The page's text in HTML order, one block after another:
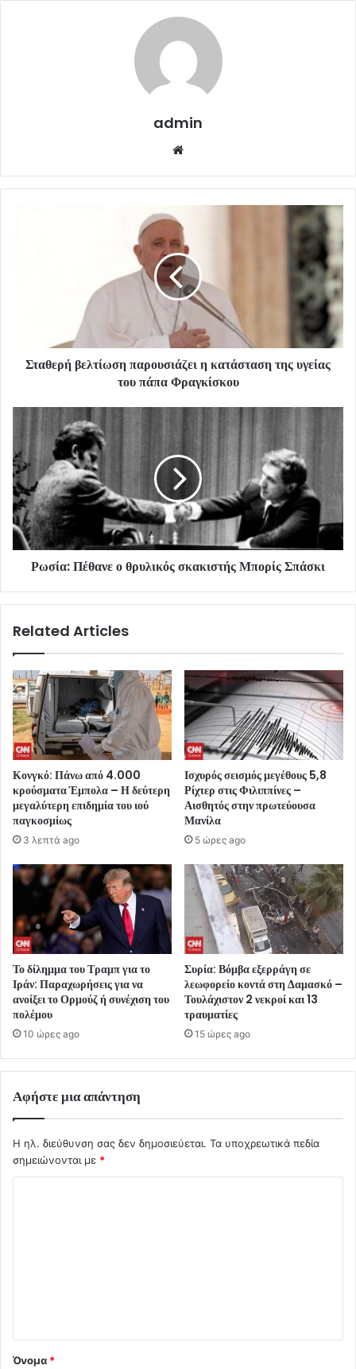
admin
Σταθερή βελτίωση παρουσιάζει η κατάσταση της υγείας
του πάπα Φραγκίσκου
Ρωσία: Πέθανε ο θρυλικός σκακιστής Μπορίς Σπάσκι
Related Articles
Κονγκό: Πάνω από 4.000
κρούσματα Έμπολα – Η δεύτερη
μεγαλύτερη επιδημία του ιού
παγκοσμίως
3 λεπτά ago
Ισχυρός σεισμός μεγέθους 5,8
Ρίχτερ στις Φιλιππίνες –
Αισθητός στην πρωτεύουσα
Μανίλα
5 ώρες ago
Το δίλημμα του Τραμπ για το
Ιράν: Παραχωρήσεις για να
ανοίξει το Ορμούζ ή συνέχιση του
πολέμου
10 ώρες ago
Συρία: Βόμβα εξερράγη σε
λεωφορείο κοντά στη Δαμασκό –
Τουλάχιστον 2 νεκροί και 13
τραυματίες
15 ώρες ago
Αφήστε μια απάντηση
Η ηλ. διεύθυνση σας δεν δημοσιεύεται. Τα υποχρεωτικά πεδία
σημειώνονται με *
Όνομα *